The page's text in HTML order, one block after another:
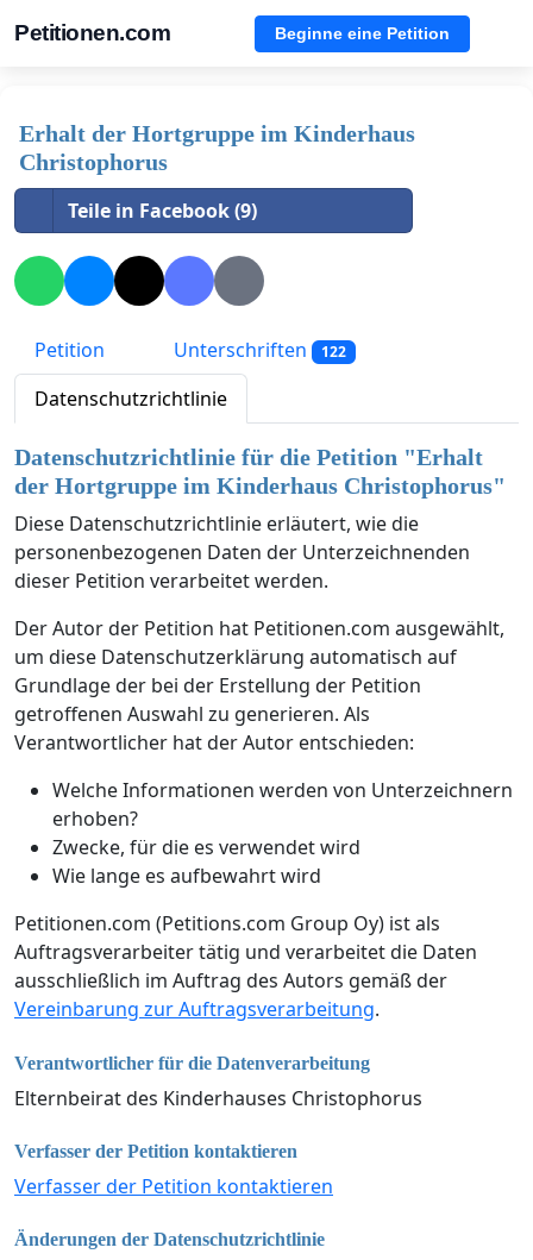
Petitionen.com Beginne eine Petition
Erhalt der Hortgruppe im Kinderhaus
Christophorus
Teile in Facebook (9)
Petition Unterschriften 122
Datenschutzrichtlinie
Datenschutzrichtlinie für die Petition "Erhalt
der Hortgruppe im Kinderhaus Christophorus"
Diese Datenschutzrichtlinie erläutert, wie die
personenbezogenen Daten der Unterzeichnenden
dieser Petition verarbeitet werden.
Der Autor der Petition hat Petitionen.com ausgewählt,
um diese Datenschutzerklärung automatisch auf
Grundlage der bei der Erstellung der Petition
getroffenen Auswahl zu generieren. Als
Verantwortlicher hat der Autor entschieden:
Welche Informationen werden von Unterzeichnern
erhoben?
Zwecke, für die es verwendet wird
Wie lange es aufbewahrt wird
Petitionen.com (Petitions.com Group Oy) ist als
Auftragsverarbeiter tätig und verarbeitet die Daten
ausschließlich im Auftrag des Autors gemäß der
Vereinbarung zur Auftragsverarbeitung.
Verantwortlicher für die Datenverarbeitung
Elternbeirat des Kinderhauses Christophorus
Verfasser der Petition kontaktieren
Verfasser der Petition kontaktieren
Änderungen der Datenschutzrichtlinie